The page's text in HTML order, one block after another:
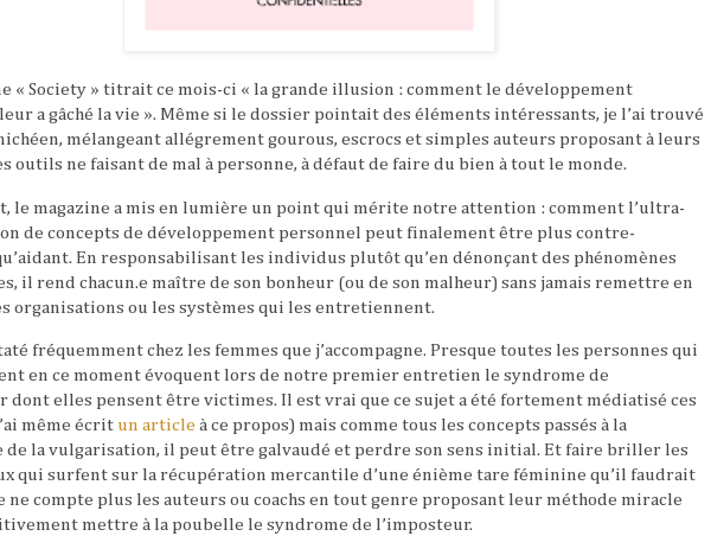
« Society » titrait ce mois-ci « la grande illusion : comment le développement
a gâché la vie ». Même si le dossier pointait des éléments intéressants, je l’ai trouvé
mélangeant allégrement gourous, escrocs et simples auteurs proposant à leurs
outils ne faisant de mal à personne, à défaut de faire du bien à tout le monde.
le magazine a mis en lumière un point qui mérite notre attention : comment l’ultra-
de concepts de développement personnel peut finalement être plus contre-
En responsabilisant les individus plutôt qu’en dénonçant des phénomènes
il rend chacun.e maître de son bonheur (ou de son malheur) sans jamais remettre en
organisations ou les systèmes qui les entretiennent.
fréquemment chez les femmes que j’accompagne. Presque toutes les personnes qui
en ce moment évoquent lors de notre premier entretien le syndrome de
dont elles pensent être victimes. Il est vrai que ce sujet a été fortement médiatisé ces
même écrit un article à ce propos) mais comme tous les concepts passés à la
la vulgarisation, il peut être galvaudé et perdre son sens initial. Et faire briller les
qui surfent sur la récupération mercantile d’une énième tare féminine qu’il faudrait
ne compte plus les auteurs ou coachs en tout genre proposant leur méthode miracle
mettre à la poubelle le syndrome de l’imposteur.